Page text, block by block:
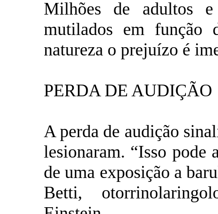
Milhões de adultos
mutilados em função
natureza o prejuízo é
PERDA DE AUDIÇÃO
A perda de audição
lesionaram. “Isso pode
de uma exposição a
Betti,